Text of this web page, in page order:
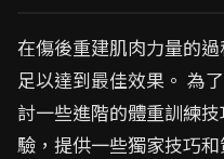
在傷後重建肌肉力量的
足以達到最佳效果。 為
討一些進階的體重訓練
驗，提供一些獨家技巧